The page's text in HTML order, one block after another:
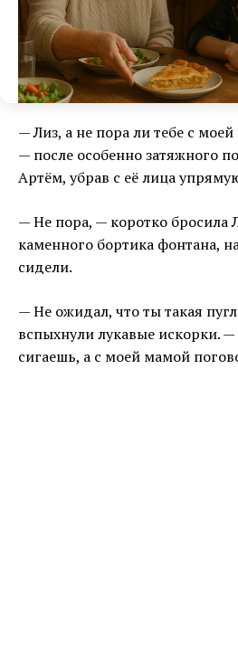
— Лиз, а не пора ли тебе с
— после особенно затяжного
Артём, убрав с её лица
— Не пора, — коротко бросила
каменного бортика фонтана,
сидели.
— Не ожидал, что ты такая
вспыхнули лукавые искорки.
сигаешь, а с моей мамой